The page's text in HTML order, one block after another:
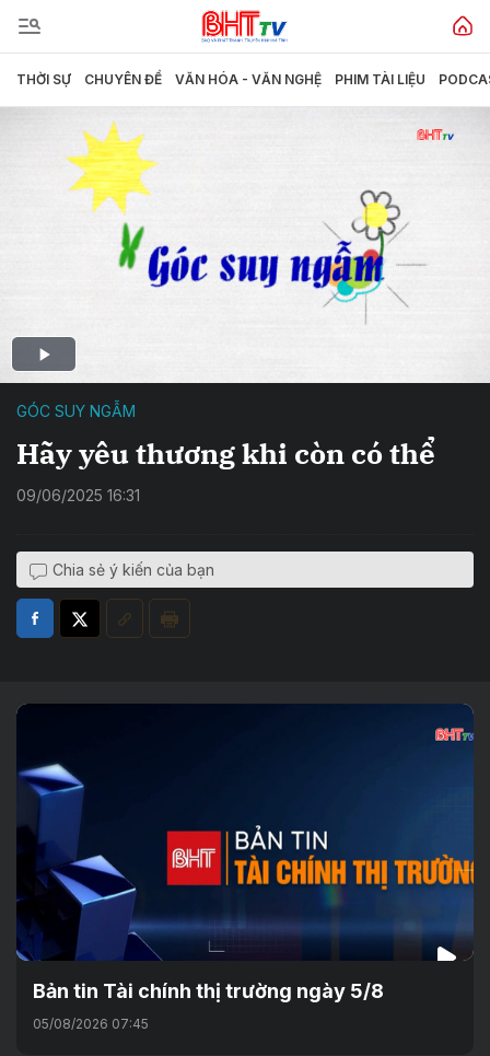
THỜI SỰ CHUYÊN ĐỀ VĂN HÓA - VĂN NGHỆ PHIM TÀI LIỆU
GÓC SUY NGẪM
Hãy yêu thương khi còn có thể
09/06/2025 16:31
Chia sẻ ý kiến của bạn
Bản tin Tài chính thị trường ngày 5/8
05/08/2026 07:45